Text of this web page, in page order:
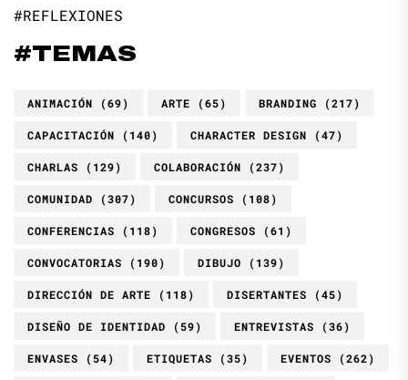
#REFLEXIONES
#TEMAS
ANIMACIÓN (69) ARTE (65) BRANDING (217)
CAPACITACIÓN (140) CHARACTER DESIGN (47)
CHARLAS (129) COLABORACIÓN (237)
COMUNIDAD (307) CONCURSOS (108)
CONFERENCIAS (118) CONGRESOS (61)
CONVOCATORIAS (190) DIBUJO (139)
DIRECCIÓN DE ARTE (118) DISERTANTES (45)
DISEÑO DE IDENTIDAD (59) ENTREVISTAS (36)
ENVASES (54) ETIQUETAS (35) EVENTOS (262)